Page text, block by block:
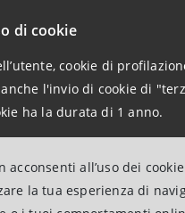
di cookie
cookie di
l'invio di cookie di
ha la durata di 1 anno.
all’uso dei
la tua esperienza di
qualità del sistema
unendo tradizione
Banca dei Territori
generando valore
Department di
in un contesto